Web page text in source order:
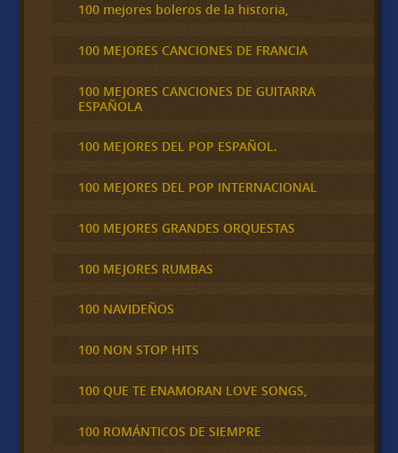
100 mejores boleros de la historia,
100 MEJORES CANCIONES DE FRANCIA
100 MEJORES CANCIONES DE GUITARRA
ESPAÑOLA
100 MEJORES DEL POP ESPAÑOL.
100 MEJORES DEL POP INTERNACIONAL
100 MEJORES GRANDES ORQUESTAS
100 MEJORES RUMBAS
100 NAVIDEÑOS
100 NON STOP HITS
100 QUE TE ENAMORAN LOVE SONGS,
100 ROMÁNTICOS DE SIEMPRE